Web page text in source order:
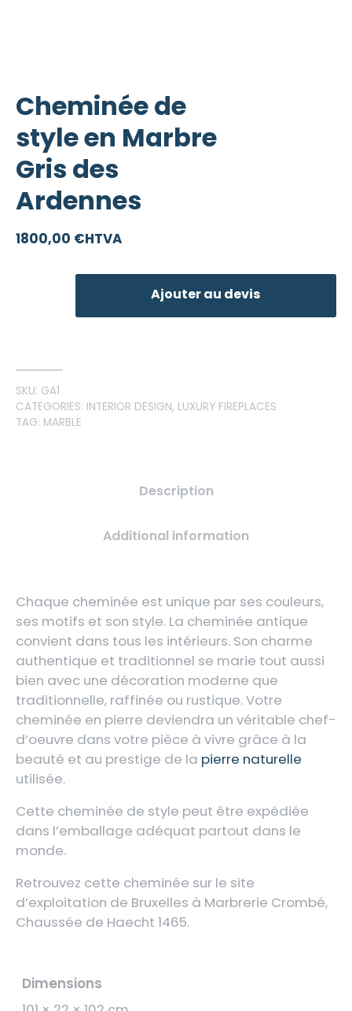
Cheminée de
style en Marbre
Gris des
Ardennes
1800,00 €HTVA
Ajouter au devis
SKU: GA1
CATEGORIES: INTERIOR DESIGN, LUXURY FIREPLACES
TAG: MARBLE
Description
Additional information
Chaque cheminée est unique par ses couleurs,
ses motifs et son style. La cheminée antique
convient dans tous les intérieurs. Son charme
authentique et traditionnel se marie tout aussi
bien avec une décoration moderne que
traditionnelle, raffinée ou rustique. Votre
cheminée en pierre deviendra un véritable chef-
d’oeuvre dans votre pièce à vivre grâce à la
beauté et au prestige de la pierre naturelle
utilisée.
Cette cheminée de style peut être expédiée
dans l’emballage adéquat partout dans le
monde.
Retrouvez cette cheminée sur le site
d’exploitation de Bruxelles à Marbrerie Crombé,
Chaussée de Haecht 1465.
Dimensions